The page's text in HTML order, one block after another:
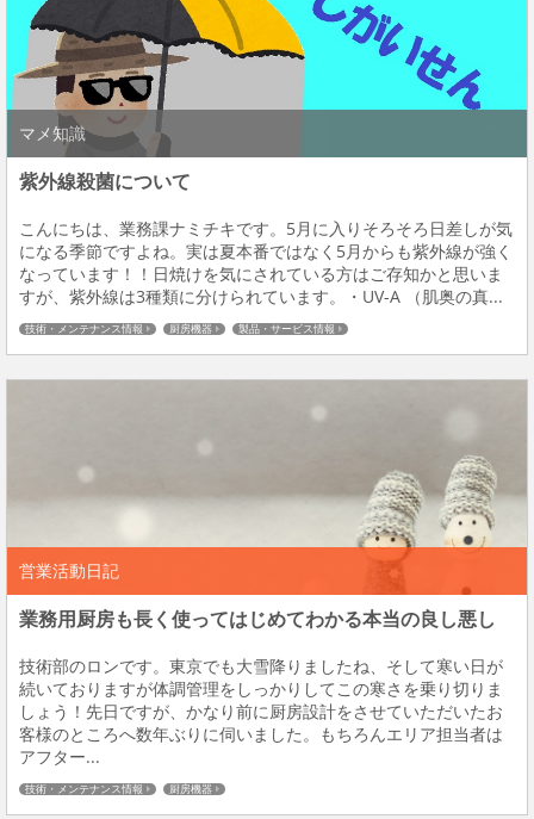
マメ知識
紫外線殺菌について
こんにちは、業務課ナミチキです。5月に入りそろそろ日差しが気
になる季節ですよね。実は夏本番ではなく5月からも紫外線が強く
なっています！！日焼けを気にされている方はご存知かと思いま
すが、紫外線は3種類に分けられています。・UV-A （肌奥の真...
技術・メンテナンス情報 厨房機器 製品・サービス情報
営業活動日記
業務用厨房も長く使ってはじめてわかる本当の良し悪し
技術部のロンです。東京でも大雪降りましたね、そして寒い日が
続いておりますが体調管理をしっかりしてこの寒さを乗り切りま
しょう！先日ですが、かなり前に厨房設計をさせていただいたお
客様のところへ数年ぶりに伺いました。もちろんエリア担当者は
アフター...
技術・メンテナンス情報 厨房機器